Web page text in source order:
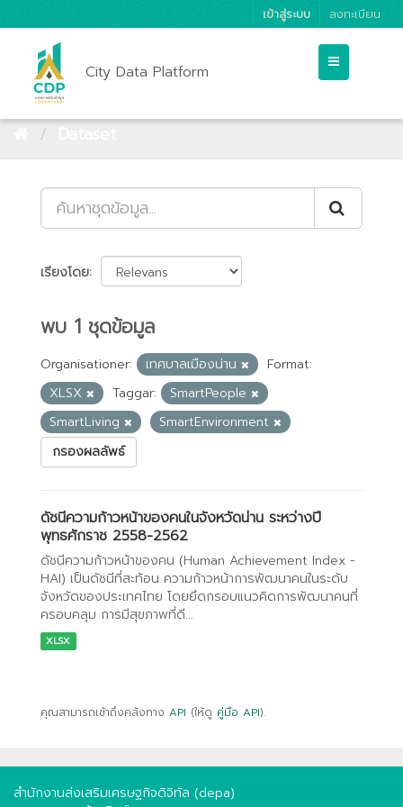
เข้าสู่ระบบ ลงทะเบียน
City Data Platform
เรียงโดย
พบ 1 ชุดข้อมูล
Organisationer: เทศบาลเมืองน่าน
Format:
XLSX
Taggar:
SmartPeople
SmartLiving
SmartEnvironment
กรองผลลัพธ์
ดัชนีความก้าวหน้าของคนในจังหวัดน่าน ระหว่างปี
พุทธศักราช 2558-2562
ดัชนีความก้าวหน้าของคน (Human Achievement Index -
HAI) เป็นดัชนีที่สะท้อน ความก้าวหน้าการพัฒนาคนในระดับ
จังหวัดของประเทศไทย โดยยึดกรอบแนวคิดการพัฒนาคนที่
ครอบคลุม การมีสุขภาพที่ดี...
XLSX
คุณสามารถเข้าถึงคลังทาง API (ให้ดู คู่มือ API).
สำนักงานส่งเสริมเศรษฐกิจดิจิทัล (depa)